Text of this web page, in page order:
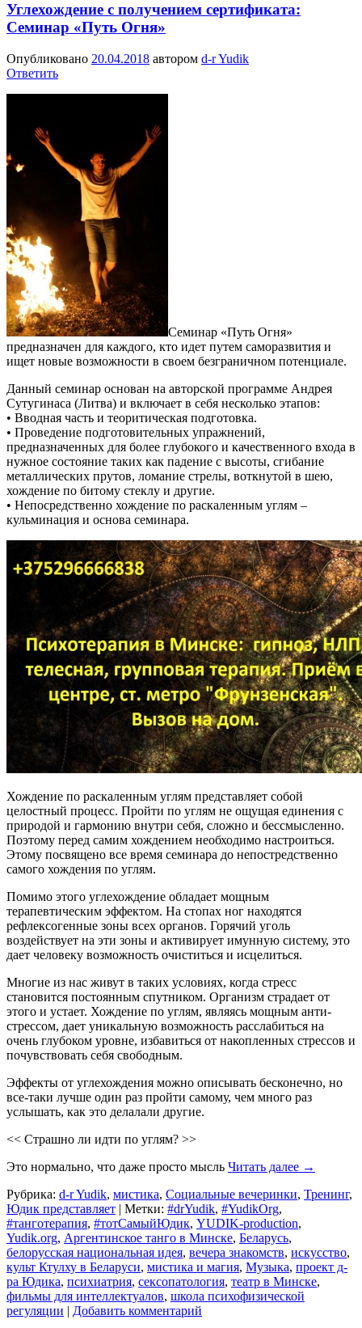
Углехождение с получением сертификата:
Семинар «Путь Огня»
Опубликовано 20.04.2018 автором d-r Yudik
Ответить
Семинар «Путь Огня»
предназначен для каждого, кто идет путем саморазвития и
ищет новые возможности в своем безграничном потенциале.
Данный семинар основан на авторской программе Андрея
Сутугинаса (Литва) и включает в себя несколько этапов:
• Вводная часть и теоритическая подготовка.
• Проведение подготовительных упражнений,
предназначенных для более глубокого и качественного входа в
нужное состояние таких как падение с высоты, сгибание
металлических прутов, ломание стрелы, воткнутой в шею,
хождение по битому стеклу и другие.
• Непосредственно хождение по раскаленным углям –
кульминация и основа семинара.
Хождение по раскаленным углям представляет собой
целостный процесс. Пройти по углям не ощущая единения с
природой и гармонию внутри себя, сложно и бессмысленно.
Поэтому перед самим хождением необходимо настроиться.
Этому посвящено все время семинара до непостредственно
самого хождения по углям.
Помимо этого углехождение обладает мощным
терапевтическим эффектом. На стопах ног находятся
рефлексогенные зоны всех органов. Горячий уголь
воздействует на эти зоны и активирует имунную систему, это
дает человеку возможность очиститься и исцелиться.
Многие из нас живут в таких условиях, когда стресс
становится постоянным спутником. Организм страдает от
этого и устает. Хождение по углям, являясь мощным анти-
стрессом, дает уникальную возможность расслабиться на
очень глубоком уровне, избавиться от накопленных стрессов и
почувствовать себя свободным.
Эффекты от углехождения можно описывать бесконечно, но
все-таки лучше один раз пройти самому, чем много раз
услышать, как это делалали другие.
<< Страшно ли идти по углям? >>
Это нормально, что даже просто мысль Читать далее →
Рубрика: d-r Yudik, мистика, Социальные вечеринки, Тренинг,
Юдик представляет | Метки: #‎drYudik, #YudikOrg,
#танготерапия, #тотСамыйЮдик, YUDIK-production,
Yudik.org, Аргентинское танго в Минске, Беларусь,
белорусская национальная идея, вечера знакомств, искусство,
культ Ктулху в Беларуси, мистика и магия, Музыка, проект д-
ра Юдика, психиатрия, сексопатология, театр в Минске,
фильмы для интеллектуалов, школа психофизической
регуляции | Добавить комментарий